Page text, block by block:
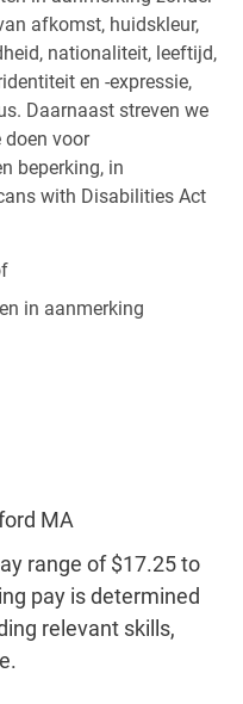
afkomst, huidskleur,
nationaliteit, leeftijd,
en -expressie,
Daarnaast streven we
doen voor
beperking, in
with Disabilities Act
in aanmerking
MA
range of $17.25 to
pay is determined
relevant skills,